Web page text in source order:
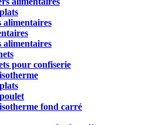
alimentaires
alimentaires
pour confiserie
fond carré